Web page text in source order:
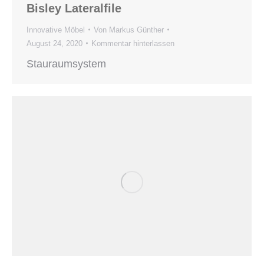
Bisley Lateralfile
Innovative Möbel Von Markus Günther
August 24, 2020
Kommentar hinterlassen
Stauraumsystem